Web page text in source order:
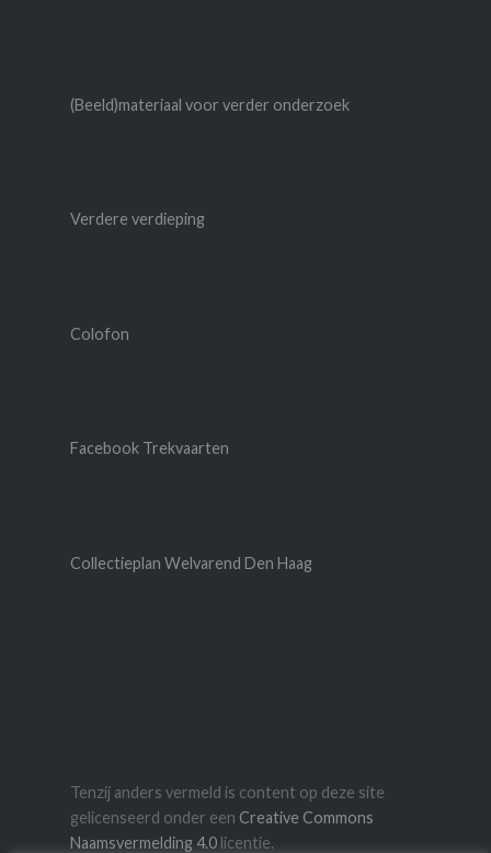
(Beeld)materiaal voor verder onderzoek
Verdere verdieping
Colofon
Facebook Trekvaarten
Collectieplan Welvarend Den Haag
Tenzij anders vermeld is content op deze site
gelicenseerd onder een Creative Commons
Naamsvermelding 4.0licentie.